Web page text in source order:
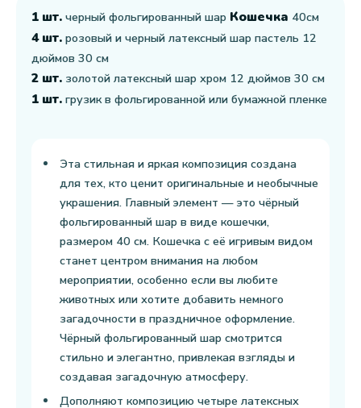
1 шт. черный фольгированный шар Кошечка 40см
4 шт. розовый и черный латексный шар пастель 12
дюймов 30 см
2 шт. золотой латексный шар хром 12 дюймов 30 см
1 шт. грузик в фольгированной или бумажной пленке
Эта стильная и яркая композиция создана
для тех, кто ценит оригинальные и необычные
украшения. Главный элемент — это чёрный
фольгированный шар в виде кошечки,
размером 40 см. Кошечка с её игривым видом
станет центром внимания на любом
мероприятии, особенно если вы любите
животных или хотите добавить немного
загадочности в праздничное оформление.
Чёрный фольгированный шар смотрится
стильно и элегантно, привлекая взгляды и
создавая загадочную атмосферу.
Дополняют композицию четыре латексных